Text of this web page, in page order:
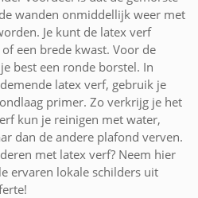
wanden onmiddellijk weer met
Je kunt de latex verf
een brede kwast. Voor de
best een ronde borstel. In
latex verf, gebruik je
primer. Zo verkrijg je het
kun je reinigen met water,
dan de andere plafond verven.
met latex verf? Neem hier
ervaren lokale schilders uit